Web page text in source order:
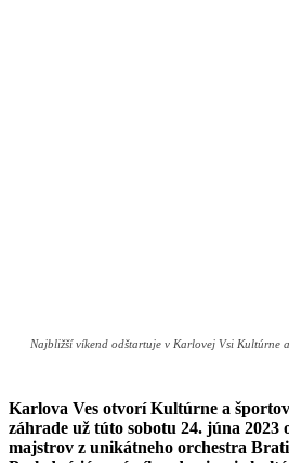
Najbližší víkend odštartuje v Karlovej Vsi Kultúrne
Karlova Ves otvorí Kultúrne a
záhrade už túto sobotu 24. júna 2023
majstrov z unikátneho orchestra